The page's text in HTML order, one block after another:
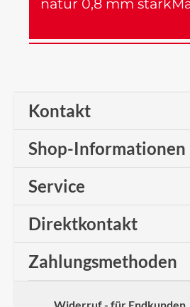
natur 0,8 mm
Kontakt
Shop-Informationen
Service
Direktkontakt
Zahlungsmethoden